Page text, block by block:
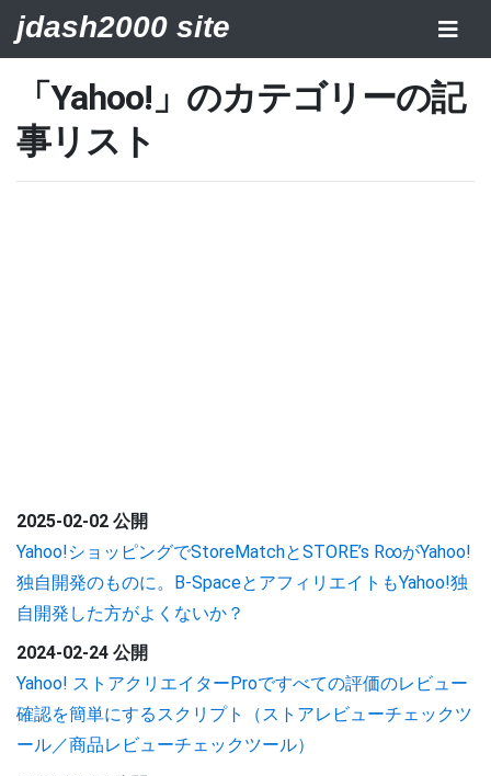
jdash2000 site
「Yahoo!」のカテゴリーの記
事リスト
2025-02-02 公開
Yahoo!ショッピングでStoreMatchとSTORE’s R∞がYahoo!
独自開発のものに。B-SpaceとアフィリエイトもYahoo!独
自開発した方がよくないか？
2024-02-24 公開
Yahoo! ストアクリエイターProですべての評価のレビュー
確認を簡単にするスクリプト（ストアレビューチェックツ
ール／商品レビューチェックツール）